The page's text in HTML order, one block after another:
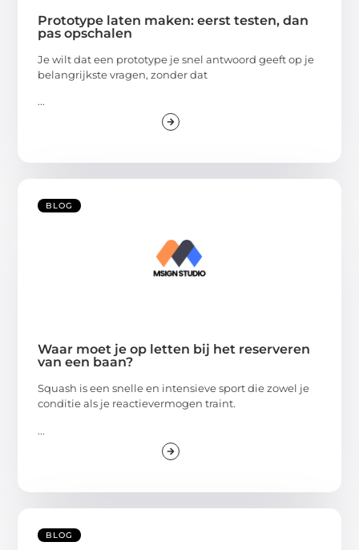
Prototype laten maken: eerst testen, dan
pas opschalen
Je wilt dat een prototype je snel antwoord geeft op je
belangrijkste vragen, zonder dat
...
BLOG
Waar moet je op letten bij het reserveren
van een baan?
Squash is een snelle en intensieve sport die zowel je
conditie als je reactievermogen traint.
...
BLOG